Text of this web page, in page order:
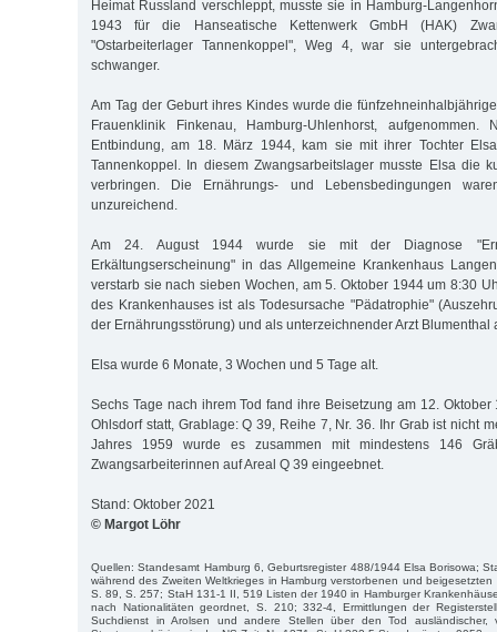
Heimat Russland verschleppt, musste sie in Hamburg-
1943 für die Hanseatische Kettenwerk GmbH (HAK)
"Ostarbeiterlager Tannenkoppel", Weg 4, war sie
schwanger.
Am Tag der Geburt ihres Kindes wurde die
Frauenklinik Finkenau, Hamburg-Uhlenhorst,
Entbindung, am 18. März 1944, kam sie mit ihrer Tochter
Tannenkoppel. In diesem Zwangsarbeitslager musste Elsa die
verbringen. Die Ernährungs- und Lebensbedingungen
unzureichend.
Am 24. August 1944 wurde sie mit der Diagnose
Erkältungserscheinung" in das Allgemeine Krankenhaus
verstarb sie nach sieben Wochen, am 5. Oktober 1944 um 8:30
des Krankenhauses ist als Todesursache "Pädatrophie"
der Ernährungsstörung) und als unterzeichnender Arzt Blumenthal
Elsa wurde 6 Monate, 3 Wochen und 5 Tage alt.
Sechs Tage nach ihrem Tod fand ihre Beisetzung am 12.
Ohlsdorf statt, Grablage: Q 39, Reihe 7, Nr. 36. Ihr Grab ist nicht
Jahres 1959 wurde es zusammen mit mindestens 146
Zwangsarbeiterinnen auf Areal Q 39 eingeebnet.
Stand: Oktober 2021
© Margot Löhr
Quellen: Standesamt Hamburg 6, Geburtsregister 488/1944 Elsa Borisowa;
während des Zweiten Weltkrieges in Hamburg verstorbenen und beigesetzten
S. 89, S. 257; StaH 131-1 II, 519 Listen der 1940 in Hamburger
nach Nationalitäten geordnet, S. 210; 332-4, Ermittlungen der
Suchdienst in Arolsen und andere Stellen über den Tod ausländischer,